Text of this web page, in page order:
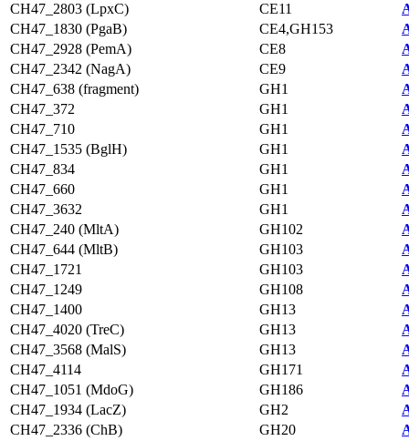
CH47_2803 (LpxC)
CE11
CH47_1830 (PgaB)
CE4,GH153
CH47_2928 (PemA)
CE8
CH47_2342 (NagA)
CE9
CH47_638 (fragment)
GH1
CH47_372
GH1
CH47_710
GH1
CH47_1535 (BglH)
GH1
CH47_834
GH1
CH47_660
GH1
CH47_3632
GH1
CH47_240 (MltA)
GH102
CH47_644 (MltB)
GH103
CH47_1721
GH103
CH47_1249
GH108
CH47_1400
GH13
CH47_4020 (TreC)
GH13
CH47_3568 (MalS)
GH13
CH47_4114
GH171
CH47_1051 (MdoG)
GH186
CH47_1934 (LacZ)
GH2
CH47_2336 (ChB)
GH20